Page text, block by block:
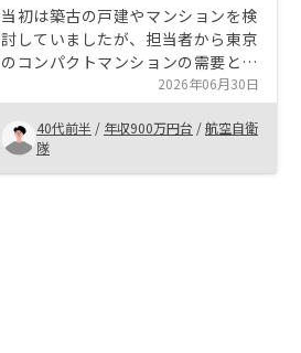
当初は築古の戸建やマンションを検
討していましたが、担当者から東京
のコンパクトマンションの需要と高
輪の再開発の話を聞いて、東京勤務
圏内の神奈川県の新築コンパクトマ
ンションに決めました。物件の新築
から管理まで、リノシーさんで通貫
で手掛けられている点に安心感があ
2026年06月30日
40代前半 / 年収900万円台 /航空自衛
隊